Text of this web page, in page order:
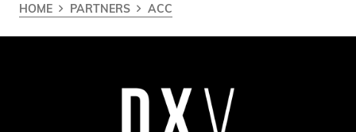
HOME PARTNERS ACC